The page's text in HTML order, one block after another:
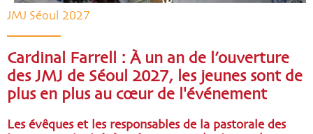
JMJ Séoul 2027
Cardinal Farrell : À un an de l’ouverture
des JMJ de Séoul 2027, les jeunes sont de
plus en plus au cœur de l'événement
Les évêques et les responsables de la pastorale des